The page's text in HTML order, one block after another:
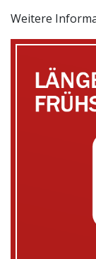
Weitere